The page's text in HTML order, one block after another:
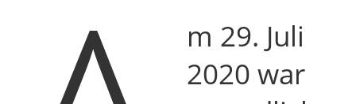
m 29. Juli
2020 war